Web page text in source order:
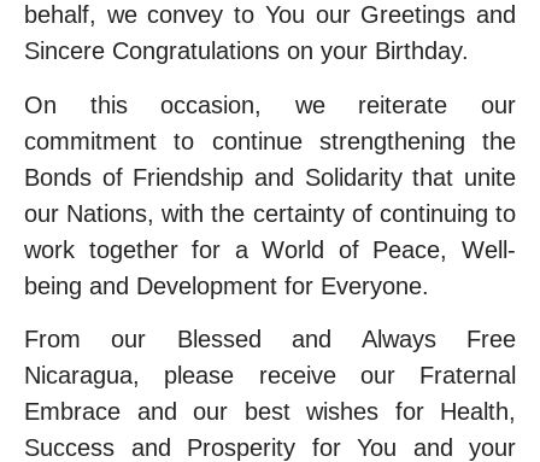
behalf, we convey to You our Greetings and
Sincere Congratulations on your Birthday.
On this occasion, we reiterate our
commitment to continue strengthening the
Bonds of Friendship and Solidarity that unite
our Nations, with the certainty of continuing to
work together for a World of Peace, Well-
being and Development for Everyone.
From our Blessed and Always Free
Nicaragua, please receive our Fraternal
Embrace and our best wishes for Health,
Success and Prosperity for You and your